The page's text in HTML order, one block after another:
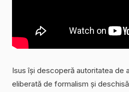
Isus își descoperă autoritatea de
eliberată de formalism și